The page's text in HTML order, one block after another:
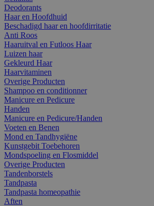
Deodorants
Haar en Hoofdhuid
Beschadigd haar en hoofdirritatie
Anti Roos
Haaruitval en Futloos Haar
Luizen haar
Gekleurd Haar
Haarvitaminen
Overige Producten
Shampoo en conditionner
Manicure en Pedicure
Handen
Manicure en Pedicure/Handen
Voeten en Benen
Mond en Tandhygiëne
Kunstgebit Toebehoren
Mondspoeling en Flosmiddel
Overige Producten
Tandenborstels
Tandpasta
Tandpasta homeopathie
Aften